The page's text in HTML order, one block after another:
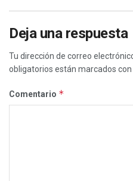
Deja una respuesta
Tu dirección de correo
obligatorios están marcados con
Comentario *